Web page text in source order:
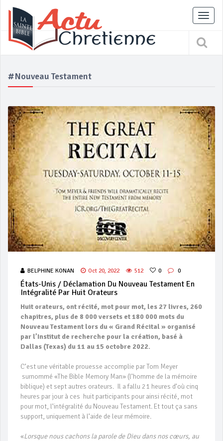
#nouveau Testament
BELPHINE KONAN Oct 20, 2022 512 0 0
États-Unis / Déclamation Du Nouveau Testament En
Intégralité Par Huit Orateurs
Huit orateurs, ont récité, mot pour mot, les 27 livres, 260
chapitres, plus de 8 000 versets et 180 000 mots du
Nouveau Testament lors du « Grand Récital » organisé
par l’Institut de recherche pour la création, basé à
Dallas (Texas) du 11 au 15 octobre 2022.
C’est une véritable prouesse accomplie par Tom Meyer
surnommé «The Bible Memory Man» (l’homme de la mémoire
biblique) et sept autres orateurs. Il a fallu 21 heures d’où cinq
heures par jour à ces huit participants pour ainsi récité, mot
pour mot, l’intégralité du Nouveau Testament. Et tout ça sans
support, uniquement à l’aide de leur mémoire.
«Lorsque nous cachons la parole de Dieu dans nos cœurs, au